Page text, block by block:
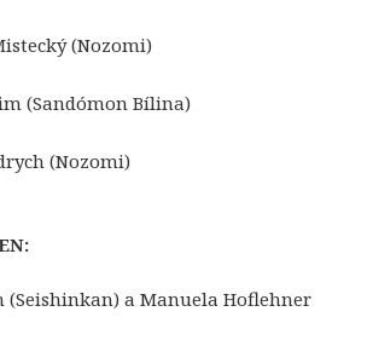
(Nozomi)
(Sandómon Bílina)
(Nozomi)
(Seishinkan) a Manuela Hoflehner